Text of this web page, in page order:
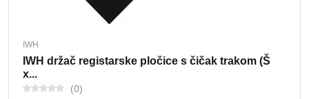
IWH
IWH držač registarske pločice s čičak trakom (Š
x...
(0)